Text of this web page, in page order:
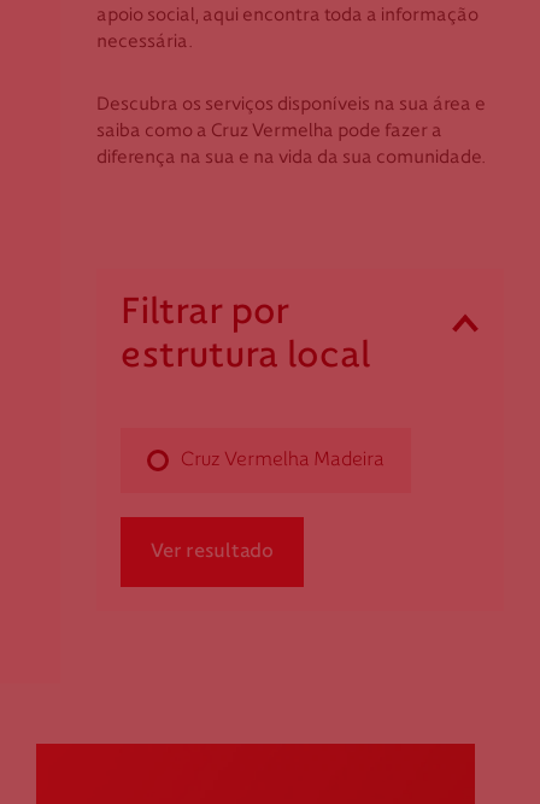
Apoio ao Doador
consigo.mais@cruzvermelha.org.pt
Rua das Mercês, n.º 40
9000-224 Funchal
291 741 115
Coimbra
Faro
Guarda
Leiria
Porto
Santarém
Vila Real
apoio social, aqui encontra toda a informação
necessária.
Descubra os serviços disponíveis na sua área e
saiba como a Cruz Vermelha pode fazer a
diferença na sua e na vida da sua comunidade.
Filtrar por
estrutura local
Cruz Vermelha Madeira
Ver resultado